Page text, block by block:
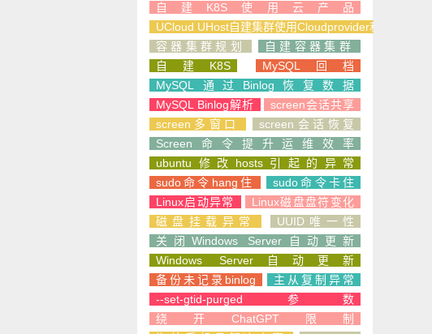
自建K8S使用云产品
UCloud UHost自建集群使用Cloudprovider和CSI
容器集群规划
自建容器集群
自建K8S
MySQL回档
MySQL通过Binlog恢复数据
MySQL Binlog解析
screen会话共享
screen多窗口
screen会话恢复
Screen命令提升运维效率
ubuntu修改hosts引起的异常
sudo命令hang住
sudo命令卡住
Linux启动异常
Linux磁盘盘符变化
磁盘挂载异常
UUID唯一性
关闭Windows Server自动更新
Windows Server自动更新
备份未记录binlog
主从复制异常
--set-gtid-purged参数
绕开ChatGPT限制